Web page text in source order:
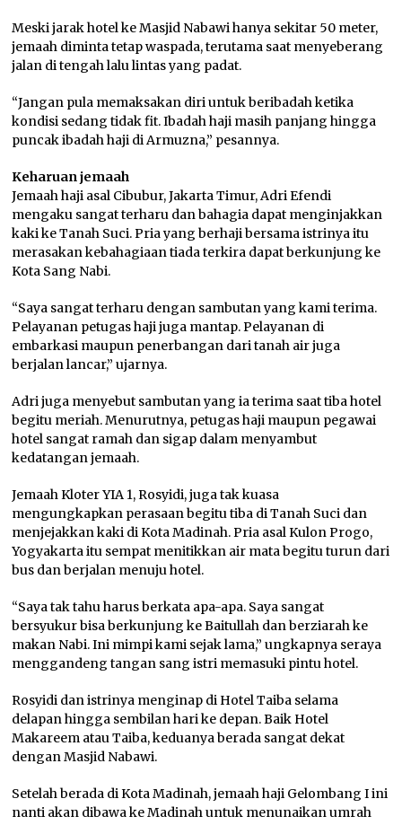
Meski jarak hotel ke Masjid Nabawi hanya sekitar 50 meter,
jemaah diminta tetap waspada, terutama saat menyeberang
jalan di tengah lalu lintas yang padat.
“Jangan pula memaksakan diri untuk beribadah ketika
kondisi sedang tidak fit. Ibadah haji masih panjang hingga
puncak ibadah haji di Armuzna,” pesannya.
Keharuan jemaah
Jemaah haji asal Cibubur, Jakarta Timur, Adri Efendi
mengaku sangat terharu dan bahagia dapat menginjakkan
kaki ke Tanah Suci. Pria yang berhaji bersama istrinya itu
merasakan kebahagiaan tiada terkira dapat berkunjung ke
Kota Sang Nabi.
“Saya sangat terharu dengan sambutan yang kami terima.
Pelayanan petugas haji juga mantap. Pelayanan di
embarkasi maupun penerbangan dari tanah air juga
berjalan lancar,” ujarnya.
Adri juga menyebut sambutan yang ia terima saat tiba hotel
begitu meriah. Menurutnya, petugas haji maupun pegawai
hotel sangat ramah dan sigap dalam menyambut
kedatangan jemaah.
Jemaah Kloter YIA 1, Rosyidi, juga tak kuasa
mengungkapkan perasaan begitu tiba di Tanah Suci dan
menjejakkan kaki di Kota Madinah. Pria asal Kulon Progo,
Yogyakarta itu sempat menitikkan air mata begitu turun dari
bus dan berjalan menuju hotel.
“Saya tak tahu harus berkata apa-apa. Saya sangat
bersyukur bisa berkunjung ke Baitullah dan berziarah ke
makan Nabi. Ini mimpi kami sejak lama,” ungkapnya seraya
menggandeng tangan sang istri memasuki pintu hotel.
Rosyidi dan istrinya menginap di Hotel Taiba selama
delapan hingga sembilan hari ke depan. Baik Hotel
Makareem atau Taiba, keduanya berada sangat dekat
dengan Masjid Nabawi.
Setelah berada di Kota Madinah, jemaah haji Gelombang I ini
nanti akan dibawa ke Madinah untuk menunaikan umrah